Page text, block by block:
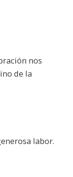
nos
de la
labor.